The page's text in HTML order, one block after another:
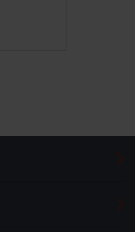
Zuid